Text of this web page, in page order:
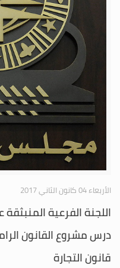
الأربعاء 04 كانون الثاني 2017
اللجنة الفرعية
درس مشروع القانون
قانون التجارة